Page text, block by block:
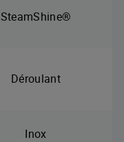
SteamShine®
Déroulant
Inox